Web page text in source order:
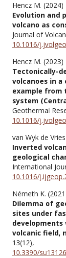
Hencz M. (2024)
Evolution and
volcano as
Journal of
10.1016/
Hencz M. (2023)
Tectonically-
volcanoes in
example from
system
Geothermal
10.1016/
van Wyk de
Inverted
geological
International
10.1016/
Németh K.
Dilemma of
sites under
developments
volcanic field,
13(12),
10.3390/